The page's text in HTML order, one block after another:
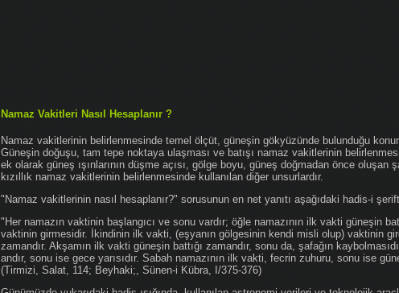
Namaz Vakitleri Nasıl Hesaplanır ?
Namaz vakitlerinin belirlenmesinde temel ölçüt, güneşin gökyüzünde bulunduğu konum
Güneşin doğuşu, tam tepe noktaya ulaşması ve batışı namaz vakitlerinin
ek olarak güneş ışınlarının düşme açısı, gölge boyu, güneş doğmadan önce
kızıllık namaz vakitlerinin belirlenmesinde kullanılan diğer unsurlardır.
"Namaz vakitlerinin nasıl hesaplanır?" sorusunun en net yanıtı aşağıdaki hadis-i
"Her namazın vaktinin başlangıcı ve sonu vardır; öğle namazının ilk vakti güneşin
vaktinin girmesidir. İkindinin ilk vakti, (eşyanın gölgesinin kendi misli olup) vaktinin
zamandır. Akşamın ilk vakti güneşin battığı zamandır, sonu da, şafağın
andır, sonu ise gece yarısıdır. Sabah namazının ilk vakti, fecrin zuhuru, sonu ise
(Tirmizi, Salat, 114; Beyhaki;, Sünen-i Kübra, I/375-376)